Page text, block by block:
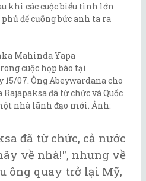
Mahinda Yapa
cuộc họp báo tại
07. Ông Abeywardana cho
đã từ chức và Quốc
nhà lãnh đạo mới. Ảnh:
đã từ chức, cả nước
về nhà!", nhưng về
ông quay trở lại Mỹ,